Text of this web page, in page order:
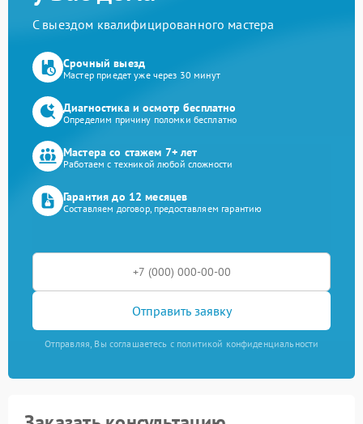
С выездом квалифицированного мастера
Срочный выезд
Мастер приедет уже через 30 минут
Диагностика и осмотр бесплатно
Определим причину поломки бесплатно
Мастера со стажем 7+ лет
Работаем с техникой любой сложности
Гарантия до 12 месяцев
Составляем договор, предоставляем гарантию
Отправить заявку
Отправляя, Вы соглашаетесь с политикой конфиденциальности